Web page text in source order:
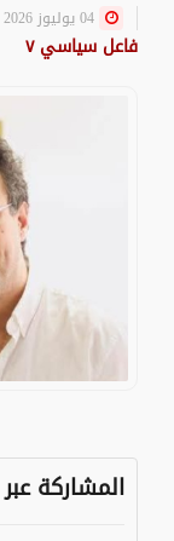
فاعل سياسي ٧
المشاركة عبر